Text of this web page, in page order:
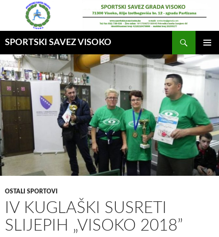
SPORTSKI SAVEZ VISOKO
GLAVNI
MENI
OSTALI SPORTOVI
IV KUGLAŠKI SUSRETI
SLIJEPIH „VISOKO 2018”